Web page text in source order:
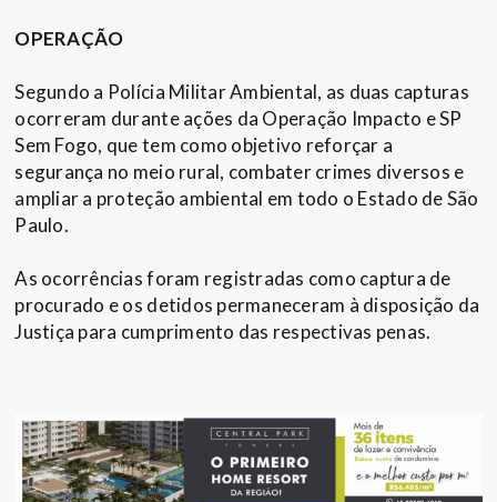
OPERAÇÃO
Segundo a Polícia Militar Ambiental, as duas capturas
ocorreram durante ações da Operação Impacto e SP
Sem Fogo, que tem como objetivo reforçar a
segurança no meio rural, combater crimes diversos e
ampliar a proteção ambiental em todo o Estado de São
Paulo.
As ocorrências foram registradas como captura de
procurado e os detidos permaneceram à disposição da
Justiça para cumprimento das respectivas penas.